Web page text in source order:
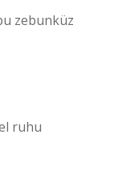
zebunküz
ruhu